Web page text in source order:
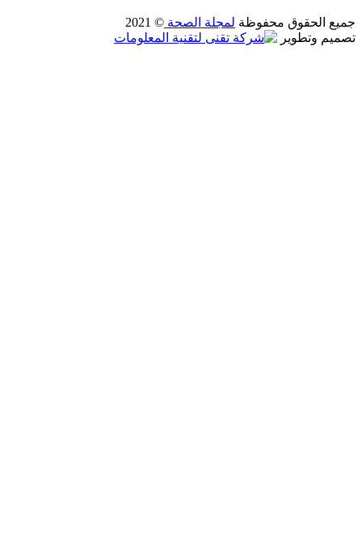
جميع الحقوق محفوظة لمجلة الصحة © 2021
تصميم وتطوير